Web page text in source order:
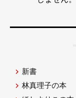
新書
林真理子の本